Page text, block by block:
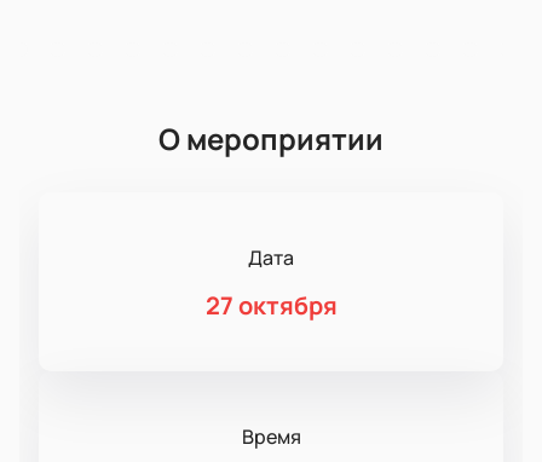
О мероприятии
Дата
27 октября
Время